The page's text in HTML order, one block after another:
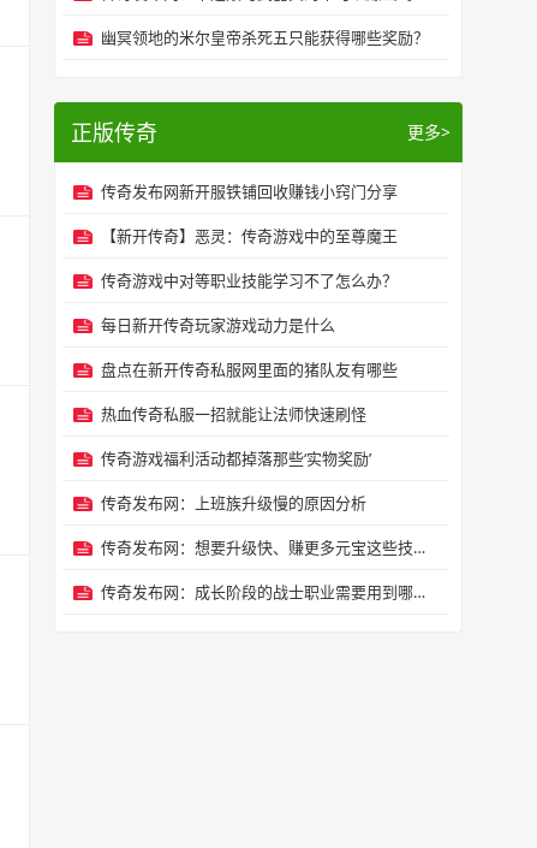
幽冥领地的米尔皇帝杀死五只能获得哪些奖励？
正版传奇 更多>
传奇发布网新开服铁铺回收赚钱小窍门分享
【新开传奇】恶灵：传奇游戏中的至尊魔王
传奇游戏中对等职业技能学习不了怎么办？
每日新开传奇玩家游戏动力是什么
盘点在新开传奇私服网里面的猪队友有哪些
热血传奇私服一招就能让法师快速刷怪
传奇游戏福利活动都掉落那些‘实物奖励’
传奇发布网：上班族升级慢的原因分析
传奇发布网：想要升级快、赚更多元宝这些技巧一定要掌握
传奇发布网：成长阶段的战士职业需要用到哪些武器装备？